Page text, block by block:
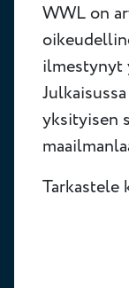
WWL on
ilmestynyt
yksityisen
Tarkastele